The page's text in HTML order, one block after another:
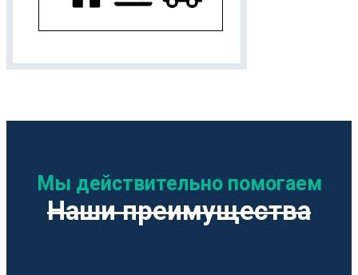
Мы действительно помогаем
Наши преимущества